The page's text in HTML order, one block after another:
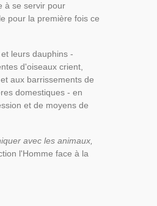
à se servir pour
pour la première fois ce
leurs dauphins -
d'oiseaux crient,
aux barrissements de
domestiques - en
et de moyens de
avec les animaux,
l'Homme face à la